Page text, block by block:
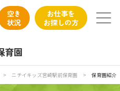
育園
空き
状況
お仕事を
お探しの方
> ニチイキッズ宮崎駅前保育園 > 保育園紹介